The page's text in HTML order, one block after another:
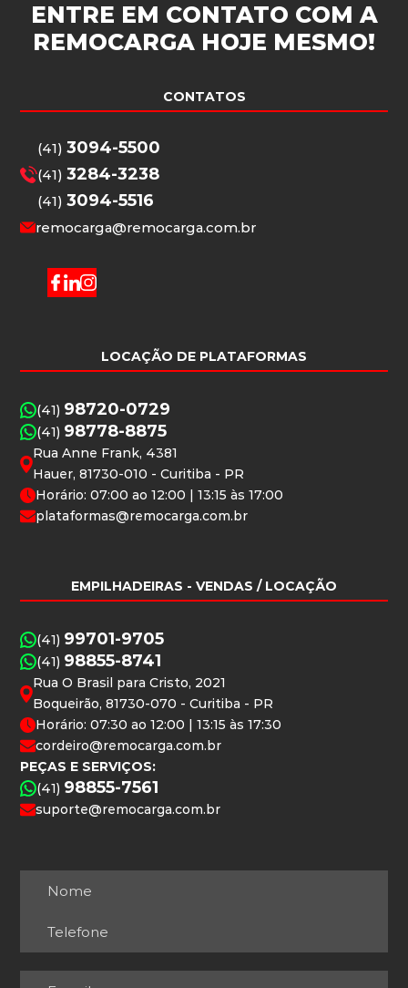
ENTRE EM CONTATO COM A
REMOCARGA HOJE MESMO!
CONTATOS
(41)3094-5500
(41)3284-3238
(41)3094-5516
remocarga@remocarga.com.br
LOCAÇÃO DE PLATAFORMAS
(41) 98720-0729
(41) 98778-8875
Rua Anne Frank, 4381
Hauer, 81730-010 - Curitiba - PR
Horário: 07:00 ao 12:00 | 13:15 às 17:00
plataformas@remocarga.com.br
EMPILHADEIRAS - VENDAS / LOCAÇÃO
(41) 99701-9705
(41) 98855-8741
Rua O Brasil para Cristo, 2021
Boqueirão, 81730-070 - Curitiba - PR
Horário: 07:30 ao 12:00 | 13:15 às 17:30
cordeiro@remocarga.com.br
PEÇAS E SERVIÇOS:
(41) 98855-7561
suporte@remocarga.com.br